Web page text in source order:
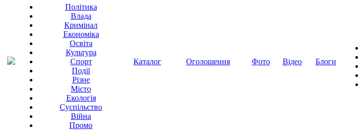
Політика
Влада
Кримінал
Економіка
Освіта
Культура
Спорт
Події
Різне
Місто
Екологія
Суспільство
Війна
Промо
Каталог Оголошення Фото Відео Блоги